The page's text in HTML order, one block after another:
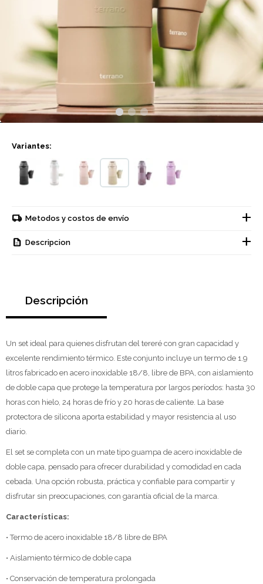
Variantes:
Metodos y costos de envío
Descripcion
Descripción
Un set ideal para quienes disfrutan del tereré con gran capacidad y
excelente rendimiento térmico. Este conjunto incluye un termo de 1.9
litros fabricado en acero inoxidable 18/8, libre de BPA, con aislamiento
de doble capa que protege la temperatura por largos períodos: hasta 30
horas con hielo, 24 horas de frío y 20 horas de caliente. La base
protectora de silicona aporta estabilidad y mayor resistencia al uso
diario.
El set se completa con un mate tipo guampa de acero inoxidable de
doble capa, pensado para ofrecer durabilidad y comodidad en cada
cebada. Una opción robusta, práctica y confiable para compartir y
disfrutar sin preocupaciones, con garantía oficial de la marca.
Características:
• Termo de acero inoxidable 18/8 libre de BPA
• Aislamiento térmico de doble capa
• Conservación de temperatura prolongada